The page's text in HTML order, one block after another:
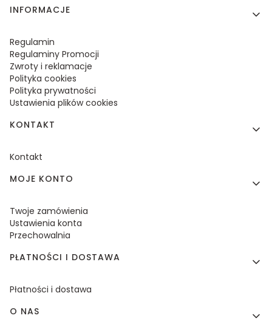
Linki w stopce
INFORMACJE
Regulamin
Regulaminy Promocji
Zwroty i reklamacje
Polityka cookies
Polityka prywatności
Ustawienia plików cookies
KONTAKT
Kontakt
MOJE KONTO
Twoje zamówienia
Ustawienia konta
Przechowalnia
PŁATNOŚCI I DOSTAWA
Płatności i dostawa
O NAS